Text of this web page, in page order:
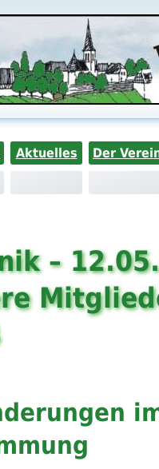
Aktuelles Der
–